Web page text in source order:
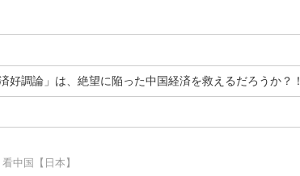
好調論」は、絶望に陥った中国経済を救えるだろうか？！
看中国【日本】